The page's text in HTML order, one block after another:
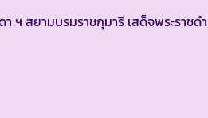
ฯ สยามบรมราชกุมารี เสด็จพระราช